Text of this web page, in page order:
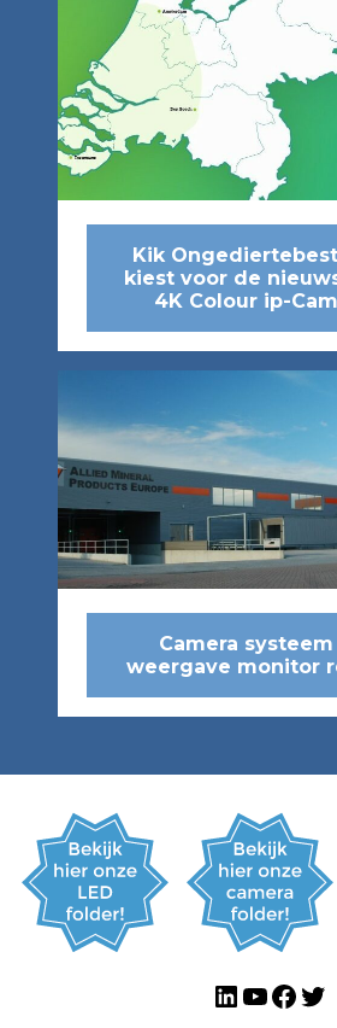
Kik
kiest voor de
4K Colour ip-
Camera
weergave monitor
LinkedIn
YouTube